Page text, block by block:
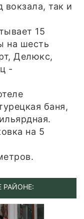
так и
15
на шесть
Делюкс,
-
баня,
на 5
РАЙОНЕ: